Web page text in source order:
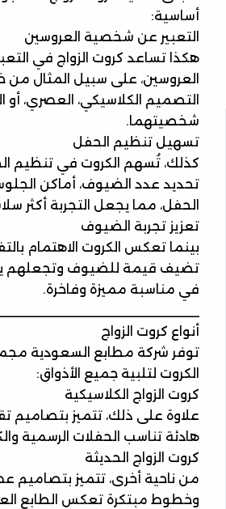
أساسية:
التعبير عن شخصية العروسين
هكذا تساعد كروت الزواج في
العروسين، على سبيل المثال من
التصميم الكلاسيكي، العصري،
شخصيتهما.
تسهيل تنظيم الحفل
كذلك، تُسهم الكروت في تنظيم
تحديد عدد الضيوف، أماكن
الحفل، مما يجعل التجربة أكثر
تعزيز تجربة الضيوف
بينما تعكس الكروت الاهتمام
تضيف قيمة للضيوف وتجعلهم
في مناسبة مميزة وفاخرة.
أنواع كروت الزواج
توفر شركة مطابع السعودية
الكروت لتلبية جميع الأذواق:
كروت الزواج الكلاسيكية
علاوة على ذلك، تتميز بتصاميم
هادئة تناسب الحفلات الرسمية
كروت الزواج الحديثة
من ناحية أخرى، تتميز بتصاميم
وخطوط مبتكرة تعكس الطابع